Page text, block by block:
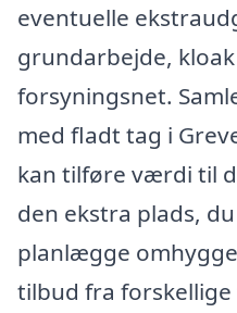
eventuelle
grundarbejde,
forsyningsnet.
med fladt tag i
kan tilføre værdi til
den ekstra plads,
planlægge
tilbud fra